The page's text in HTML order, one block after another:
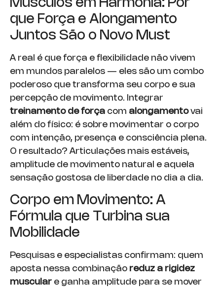
Músculos em Harmonia: Por
que Força e Alongamento
Juntos São o Novo Must
A real é que força e flexibilidade não vivem
em mundos paralelos — eles são um combo
poderoso que transforma seu corpo e sua
percepção de movimento. Integrar
treinamento de força com alongamentovai
além do físico: é sobre movimentar o corpo
com intenção, presença e consciência plena.
O resultado? Articulações mais estáveis,
amplitude de movimento natural e aquela
sensação gostosa de liberdade no dia a dia.
Corpo em Movimento: A
Fórmula que Turbina sua
Mobilidade
Pesquisas e especialistas confirmam: quem
aposta nessa combinação reduz a rigidez
muscular e ganha amplitude para se mover